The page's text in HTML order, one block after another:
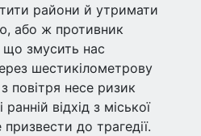
райони й утримати
або ж противник
що змусить нас
шестикілометрову
повітря несе ризик
відхід з міської
до трагедії.